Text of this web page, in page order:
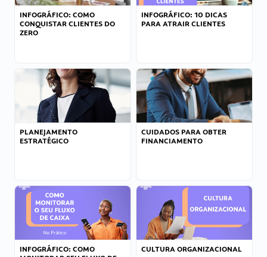
INFOGRÁFICO: COMO
CONQUISTAR CLIENTES DO
ZERO
INFOGRÁFICO: 10 DICAS
PARA ATRAIR CLIENTES
PLANEJAMENTO
ESTRATÉGICO
CUIDADOS PARA OBTER
FINANCIAMENTO
INFOGRÁFICO: COMO
CULTURA ORGANIZACIONAL